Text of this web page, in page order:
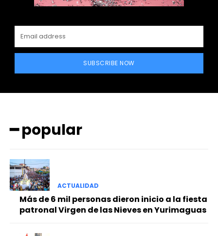
SUBSCRIBE NOW
━ popular
ACTUALIDAD
Más de 6 mil personas dieron inicio a la fiesta
patronal Virgen de las Nieves en Yurimaguas